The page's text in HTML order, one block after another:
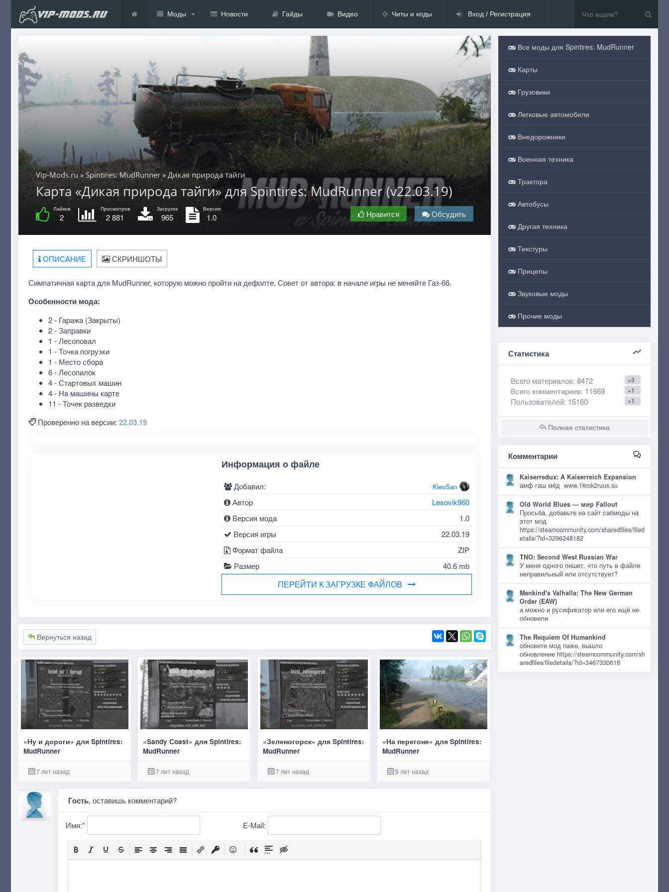
Моды Новости Гайды Видео Читы и коды Вход / Регистрация
Vip-Mods.ru » Spintires: MudRunner» Дикая природа тайги
Карта «Дикая природа тайги» для Spintires: MudRunner (v22.03.19)
Лайков
2
Просмотров
2 881
Загрузок
965
Версия
1.0 Нравится Обсудить
ОПИСАНИЕ СКРИНШОТЫ
Симпатичная карта для MudRunner, которую можно пройти на дефолте. Совет от автора: в начале игры не меняйте Газ-66.
Особенности мода:
2 - Гаража (Закрыты)
2 - Заправки
1 - Лесоповал
1 - Точка погрузки
1 - Место сбора
6 - Лесопилок
4 - Стартовых машин
4 - На машины карте
11 - Точек разведки
Проверенно на версии: 22.03.19
Информация о файле
Добавил: KleoSan
Автор
Lesovik960
Версия мода
1.0
Версия игры
22.03.19
Формат файла
ZIP
Размер
40.6 mb
ПЕРЕЙТИ К ЗАГРУЗКЕ ФАЙЛОВ
Вернуться назад
«Ну и дороги» для Spintires:
MudRunner
7 лет назад
«Sandy Сoast» для Spintires:
MudRunner
7 лет назад
«Зеленогорск» для Spintires:
MudRunner
7 лет назад
«На перегоне» для Spintires:
MudRunner
9 лет назад
Гость, оставишь комментарий?
Имя:* E-Mail:
Все моды для Spintires: MudRunner
Карты
Грузовики
Легковые автомобили
Внедорожники
Военная техника
Трактора
Автобусы
Другая техника
Текстуры
Прицепы
Звуковые моды
Прочие моды
Статистика
+3
Всего материалов: 8472
+1
Всего комментариев: 11669
+1
Пользователей: 15160
Полная статистика
Комментарии
Kaiserredux: A Kaiserreich Expansion
амф гаш мёд www.1krok2ruus.su
Old World Blues — мир Fallout
Просьба, добавьте на сайт сабмоды на
этот мод
https://steamcommunity.com/sharedfiles/filed
etails/?id=3296248182
TNO: Second West Russian War
У меня одного пишет, что путь в файле
неправильный или отсутствует?
Mankind's Valhalla: The New German
Order (EAW)
а можно и русификатор или его ещё не
обновили
The Requiem Of Humankind
обновите мод паже, вышло
обновление https://steamcommunity.com/sh
aredfiles/filedetails/?id=3467330618